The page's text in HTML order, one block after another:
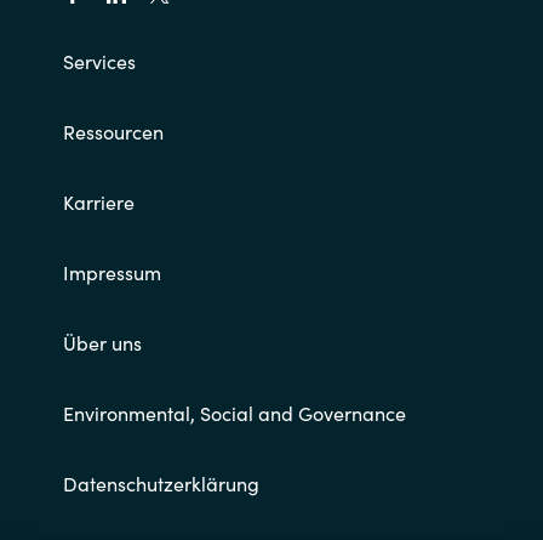
Services
Ressourcen
Karriere
Impressum
Über uns
Environmental, Social and Governance
Datenschutzerklärung